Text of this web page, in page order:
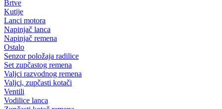
Brtve
Kutije
Lanci motora
Napinjač lanca
Napinjač remena
Ostalo
Senzor položaja radilice
Set zupčastog remena
Valjci razvodnog remena
Valjci, zupčasti kotači
Ventili
Vodilice lanca